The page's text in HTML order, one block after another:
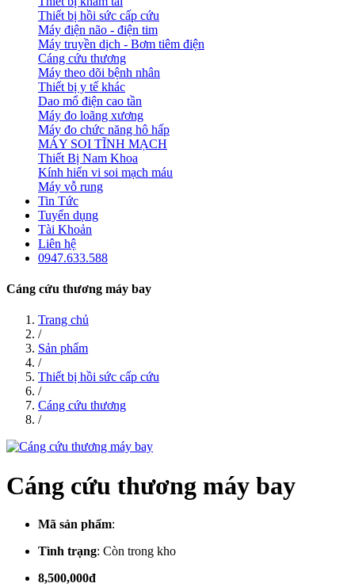
Thiết bị hồi sức cấp cứu
Máy điện não - điện tim
Máy truyền dịch - Bơm tiêm điện
Cáng cứu thương
Máy theo dõi bệnh nhân
Thiết bị y tế khác
Dao mổ điện cao tần
Máy đo loãng xương
Máy đo chức năng hô hấp
MÁY SOI TĨNH MẠCH
Thiết Bị Nam Khoa
Kính hiển vi soi mạch máu
Máy vỗ rung
Tin Tức
Tuyển dụng
Tài Khoản
Liên hệ
0947.633.588
Cáng cứu thương máy bay
Trang chủ
/
Sản phẩm
/
Thiết bị hồi sức cấp cứu
/
Cáng cứu thương
/
Cáng cứu thương máy bay
Mã sản phẩm:
Tình trạng: Còn trong kho
8,500,000đ